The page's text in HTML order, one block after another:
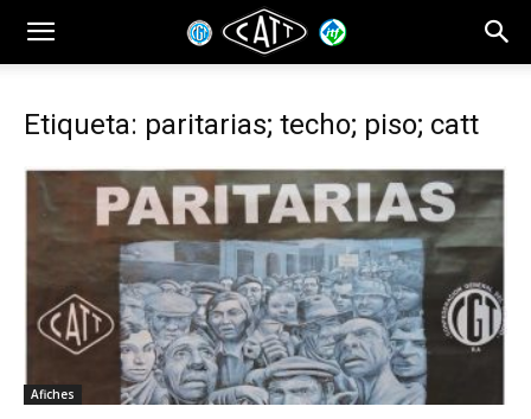
Etiqueta: paritarias; techo; piso; catt
Afiches